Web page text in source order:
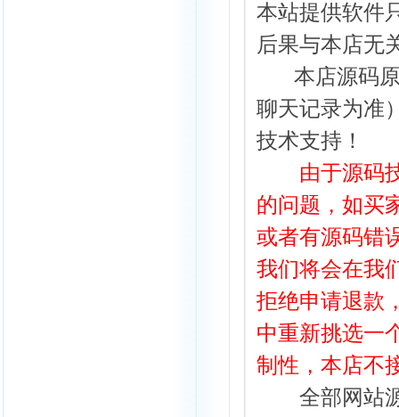
本站提供软件
后果与本店无
本店源码
聊天记录为准
技术支持！
由于源码技
的问题，如买
或者有源码错
我们将会在我
拒绝申请退款
中重新挑选一
制性，本店不
全部网站源